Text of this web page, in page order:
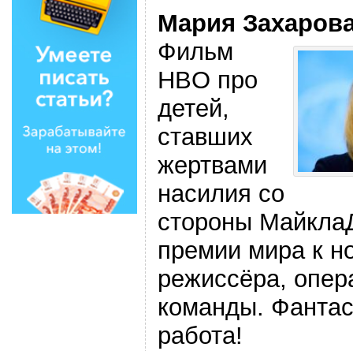
Мария
Фильм
HBO про
детей,
ставших
жертвами
насилия со
стороны
премии мира к
режиссёра,
команды.
работа!